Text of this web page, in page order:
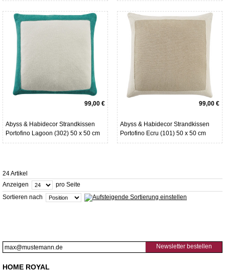
99,00 €
Abyss & Habidecor Strandkissen
Portofino Lagoon (302) 50 x 50 cm
99,00 €
Abyss & Habidecor Strandkissen
Portofino Ecru (101) 50 x 50 cm
24 Artikel
Anzeigen
pro Seite
Sortieren nach
Newsletter bestellen
HOME ROYAL